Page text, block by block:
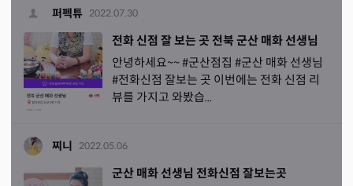
퍼펙튜 2022.07.30
전화 신점 잘 보는 곳 전북 군산 매화 선생님
안녕하세요~~ #군산점집 #군산 매화 선생님
#전화신점 잘보는 곳 이번에는 전화 신점 리
뷰를 가지고 와봤습...
찌니 2022.05.06
군산 매화 선생님 전화신점 잘보는곳